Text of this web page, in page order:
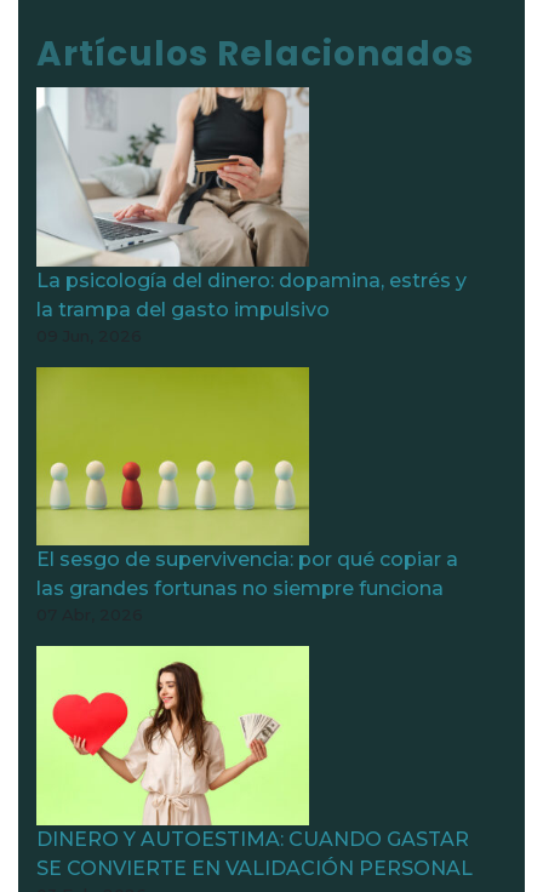
Artículos Relacionados
La psicología del dinero: dopamina, estrés y
la trampa del gasto impulsivo
El sesgo de supervivencia: por qué copiar a
las grandes fortunas no siempre funciona
DINERO Y AUTOESTIMA: CUANDO GASTAR
SE CONVIERTE EN VALIDACIÓN PERSONAL